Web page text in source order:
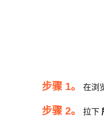
步骤 1。 在浏
步骤 2。 拉下